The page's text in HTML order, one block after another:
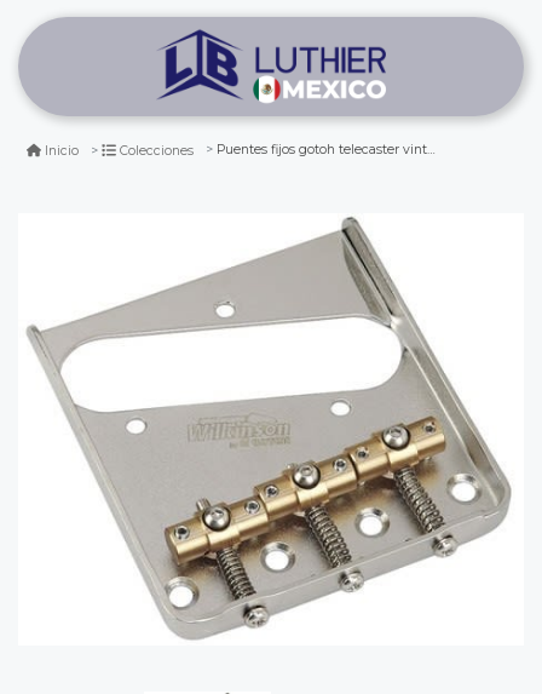
Inicio Colecciones Puentes fijos gotoh telecaster vintage wt3 nickel